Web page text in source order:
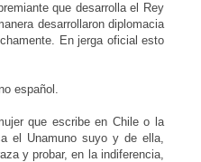
que desarrolla el Rey
desarrollaron diplomacia
En jerga oficial esto
español.
que escribe en Chile o la
el Unamuno suyo y de ella,
y probar, en la indiferencia,